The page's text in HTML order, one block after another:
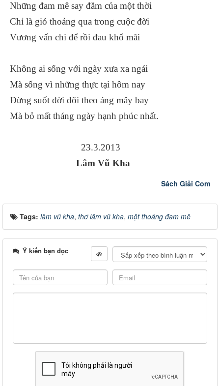
Những đam mê say đắm của một thời
Chỉ là gió thoảng qua trong cuộc đời
Vương vấn chi để rồi đau khổ mãi
Không ai sống với ngày xưa xa ngái
Mà sống vì những thực tại hôm nay
Đừng suốt đời dõi theo áng mây bay
Mà bỏ mất tháng ngày hạnh phúc nhất.
23.3.2013
Lâm Vũ Kha
Sách Giải Com
Tags: lâm vũ kha, thơ lâm vũ kha, một thoáng đam mê
Ý kiến bạn đọc